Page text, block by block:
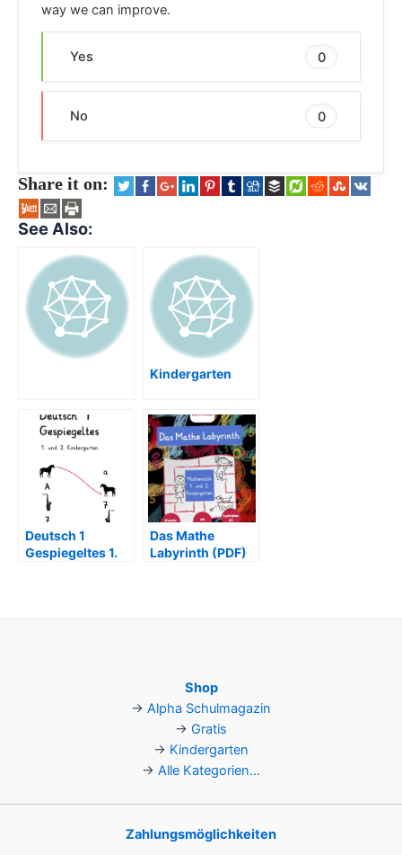
way we can improve.
Yes 0
No 0
Share it on:
See Also:
Kindergarten
Deutsch 1
Gespiegeltes 1.
Das Mathe
Labyrinth (PDF)
Shop
→ Alpha Schulmagazin
→ Gratis
→ Kindergarten
→ Alle Kategorien...
Zahlungsmöglichkeiten